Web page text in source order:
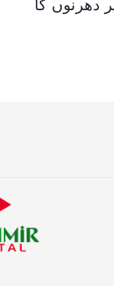
دھرنوں کا